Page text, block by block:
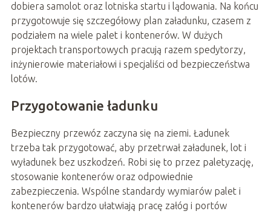
dobiera samolot oraz lotniska startu i lądowania. Na końcu
przygotowuje się szczegółowy plan załadunku, czasem z
podziałem na wiele palet i kontenerów. W dużych
projektach transportowych pracują razem spedytorzy,
inżynierowie materiałowi i specjaliści od bezpieczeństwa
lotów.
Przygotowanie ładunku
Bezpieczny przewóz zaczyna się na ziemi. Ładunek
trzeba tak przygotować, aby przetrwał załadunek, lot i
wyładunek bez uszkodzeń. Robi się to przez paletyzację,
stosowanie kontenerów oraz odpowiednie
zabezpieczenia. Wspólne standardy wymiarów palet i
kontenerów bardzo ułatwiają pracę załóg i portów